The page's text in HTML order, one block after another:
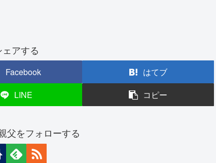
ェアする
Facebook
はてブ
LINE コピー
父をフォローする